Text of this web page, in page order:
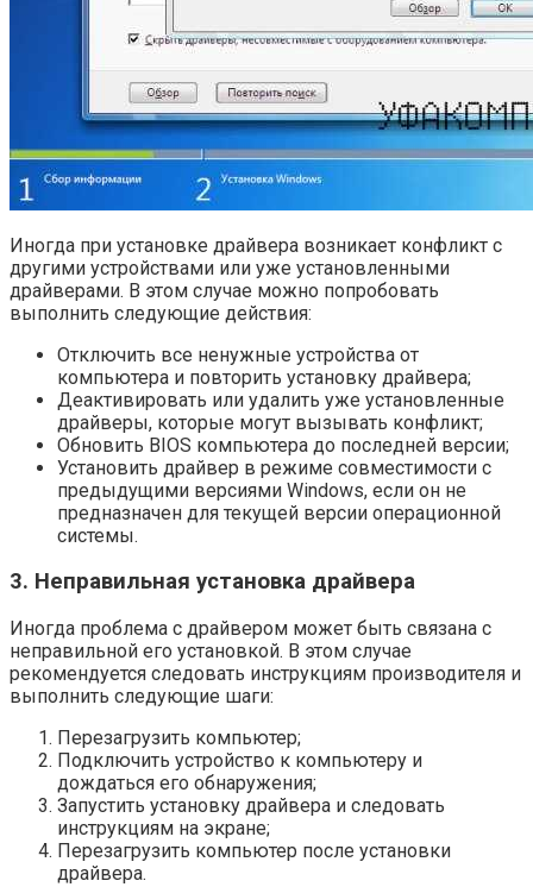
Иногда при установке драйвера возникает конфликт с
другими устройствами или уже установленными
драйверами. В этом случае можно попробовать
выполнить следующие действия:
Отключить все ненужные устройства от
компьютера и повторить установку драйвера;
Деактивировать или удалить уже установленные
драйверы, которые могут вызывать конфликт;
Обновить BIOS компьютера до последней версии;
Установить драйвер в режиме совместимости с
предыдущими версиями Windows, если он не
предназначен для текущей версии операционной
системы.
3. Неправильная установка драйвера
Иногда проблема с драйвером может быть связана с
неправильной его установкой. В этом случае
рекомендуется следовать инструкциям производителя и
выполнить следующие шаги:
Перезагрузить компьютер;
Подключить устройство к компьютеру и
дождаться его обнаружения;
Запустить установку драйвера и следовать
инструкциям на экране;
Перезагрузить компьютер после установки
драйвера.